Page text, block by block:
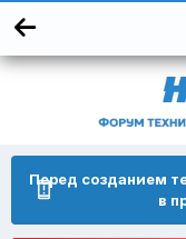
Перед созданием
в